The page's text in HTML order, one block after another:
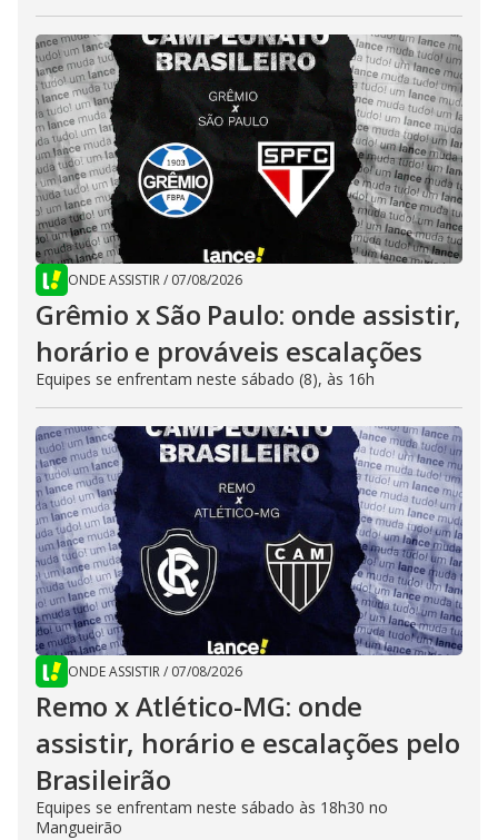
ONDE ASSISTIR/ 07/08/2026
Grêmio x São Paulo: onde assistir,
horário e prováveis escalações
Equipes se enfrentam neste sábado (8), às 16h
ONDE ASSISTIR/ 07/08/2026
Remo x Atlético-MG: onde
assistir, horário e escalações pelo
Brasileirão
Equipes se enfrentam neste sábado às 18h30 no
Mangueirão